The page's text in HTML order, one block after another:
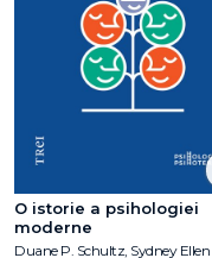
O istorie a psihologiei
moderne